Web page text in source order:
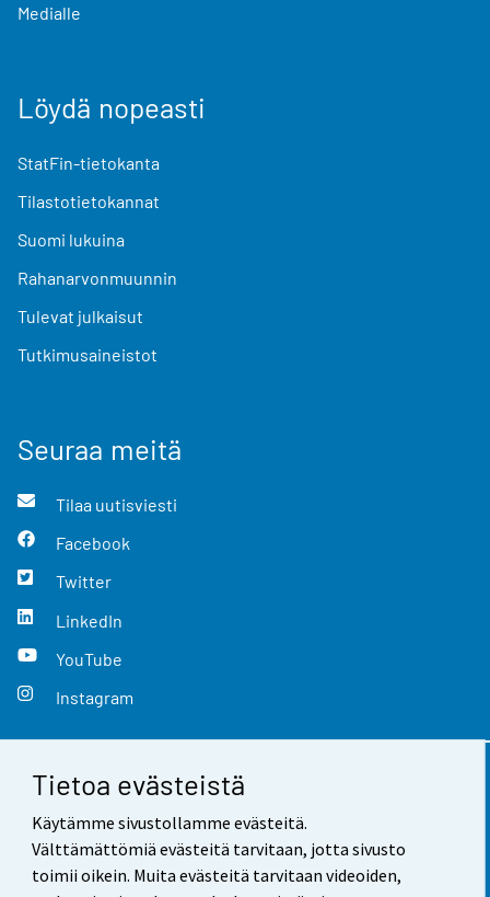
Tietoa evästeistä
Käytämme sivustollamme evästeitä.
Välttämättömiä evästeitä tarvitaan, jotta sivusto
toimii oikein. Muita evästeitä tarvitaan videoiden,
Medialle
Löydä nopeasti
StatFin-tietokanta
Tilastotietokannat
Suomi lukuina
Rahanarvonmuunnin
Tulevat julkaisut
Tutkimusaineistot
Seuraa meitä
Tilaa uutisviesti
Facebook
Twitter
LinkedIn
YouTube
Instagram
Yhteystiedot
Palaute
Käyttöehdot